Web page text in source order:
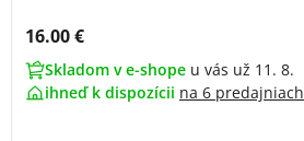
Cena s DPH:
16.00 €
Skladom v e-shope u vás už 11. 8.
ihneď k dispozícii na 6 predajniach